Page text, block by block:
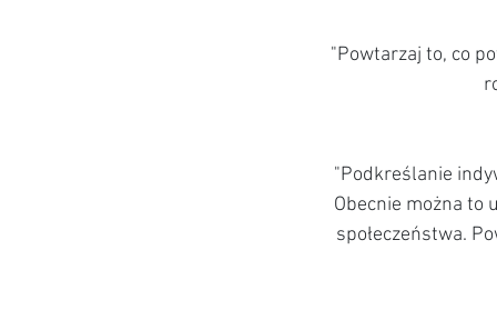
"Powtarzaj to, co
"Podkreślanie
Obecnie można to
społeczeństwa.